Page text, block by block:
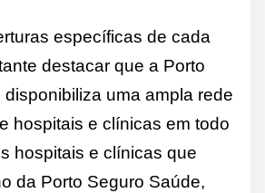
específicas de cada
destacar que a Porto
uma ampla rede
hospitais e clínicas em todo
hospitais e clínicas que
da Porto Seguro Saúde,